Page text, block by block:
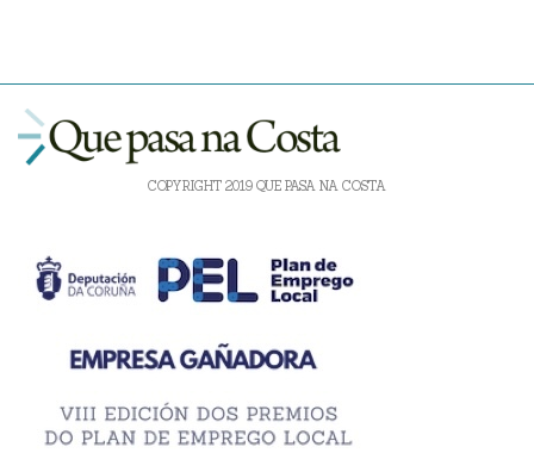
COPYRIGHT 2019 QUE PASA NA COSTA